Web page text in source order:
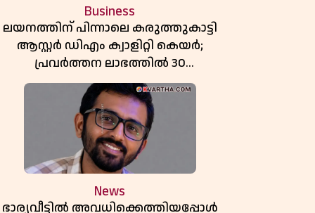
Business
ലയനത്തിന് പിന്നാലെ കരുത്തുകാട്ടി
ആസ്റ്റർ ഡിഎം ക്വാളിറ്റി കെയർ;
പ്രവർത്തന ലാഭത്തിൽ 30
ശതമാനത്തിൻ്റെ വളർച്ച,
വരുമാനത്തിലും ലാഭത്തിലും വൻ
കുതിപ്പ് രേഖപ്പെടുത്തി ആദ്യ പാദ
റിപ്പോർട്ട് പുറത്ത്
News
ഭാര്യവീട്ടിൽ അവധിക്കെത്തിയപ്പോൾ